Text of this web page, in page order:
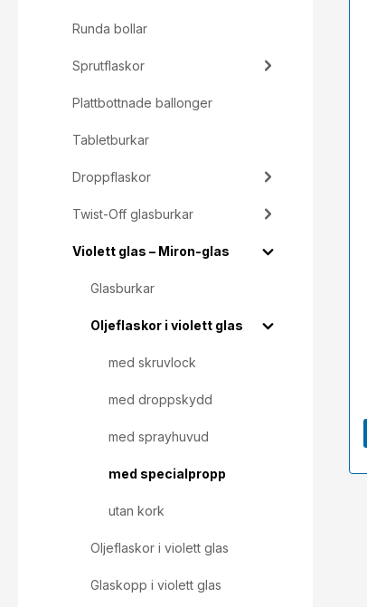
Runda bollar
Sprutflaskor
Plattbottnade ballonger
Tabletburkar
Droppflaskor
Twist-Off glasburkar
Violett glas – Miron-glas
Glasburkar
Oljeflaskor i violett glas
med skruvlock
med droppskydd
med sprayhuvud
med specialpropp
utan kork
Oljeflaskor i violett glas
Glaskopp i violett glas